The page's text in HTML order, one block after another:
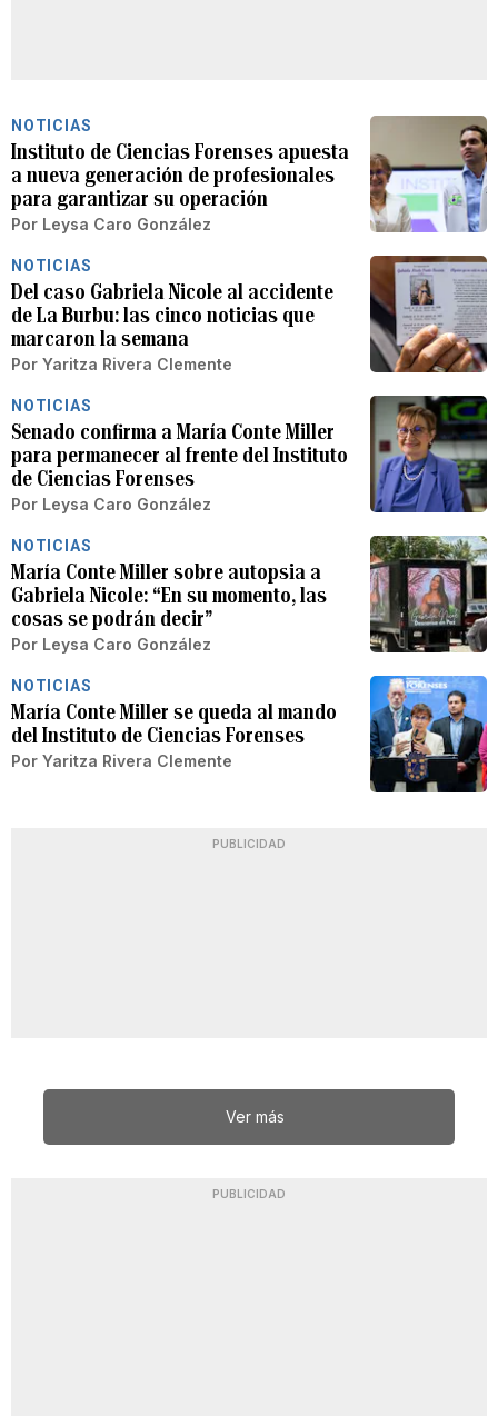
NOTICIAS
Instituto de Ciencias Forenses apuesta
a nueva generación de profesionales
para garantizar su operación
Por Leysa Caro González
NOTICIAS
Del caso Gabriela Nicole al accidente
de La Burbu: las cinco noticias que
marcaron la semana
Por Yaritza Rivera Clemente
NOTICIAS
Senado confirma a María Conte Miller
para permanecer al frente del Instituto
de Ciencias Forenses
Por Leysa Caro González
NOTICIAS
María Conte Miller sobre autopsia a
Gabriela Nicole: “En su momento, las
cosas se podrán decir”
Por Leysa Caro González
NOTICIAS
María Conte Miller se queda al mando
del Instituto de Ciencias Forenses
Por Yaritza Rivera Clemente
PUBLICIDAD
Ver más
PUBLICIDAD